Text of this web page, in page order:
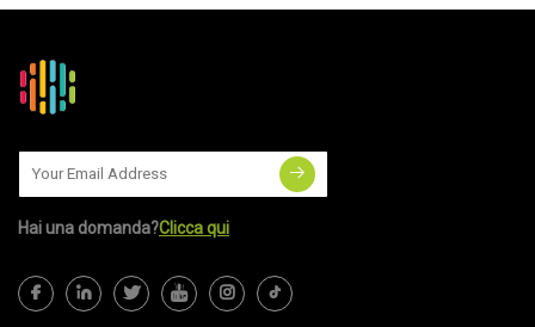
Hai una domanda?Clicca qui